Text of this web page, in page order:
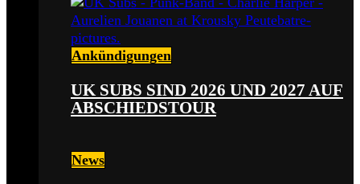
Ankündigungen
UK SUBS SIND 2026 UND 2027 AUF
ABSCHIEDSTOUR
News